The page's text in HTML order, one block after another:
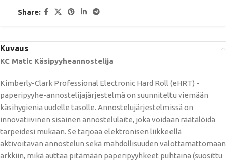
Share:
Kuvaus
KC Matic Käsipyyheannostelija
Kimberly-Clark Professional Electronic Hard Roll (eHRT) -
paperipyyhe-annostelijajärjestelmä on suunniteltu viemään
käsihygienia uudelle tasolle. Annostelujärjestelmissä on
innovatiivinen sisäinen annostelulaite, joka voidaan räätälöidä
tarpeidesi mukaan. Se tarjoaa elektronisen liikkeellä
aktivoitavan annostelun sekä mahdollisuuden valottamattomaan
arkkiin, mikä auttaa pitämään paperipyyhkeet puhtaina (suosittu